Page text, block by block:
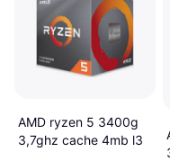
AMD ryzen 5 3400g
3,7ghz cache 4mb l3